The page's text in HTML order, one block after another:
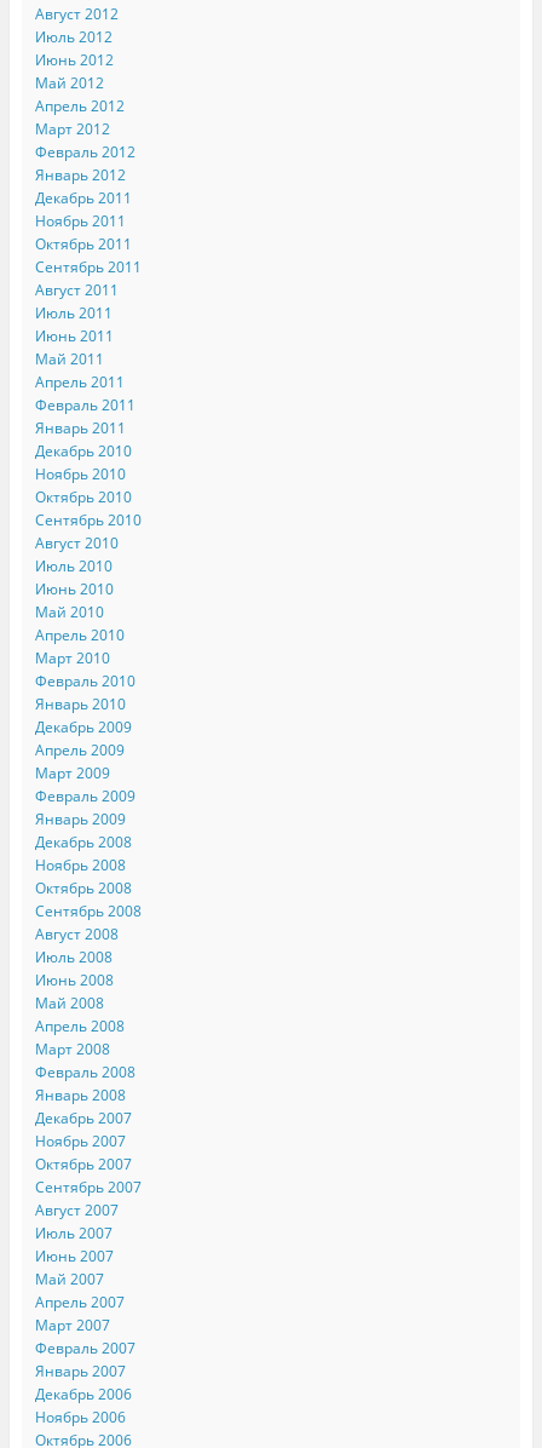
Август 2012
Июль 2012
Июнь 2012
Май 2012
Апрель 2012
Март 2012
Февраль 2012
Январь 2012
Декабрь 2011
Ноябрь 2011
Октябрь 2011
Сентябрь 2011
Август 2011
Июль 2011
Июнь 2011
Май 2011
Апрель 2011
Февраль 2011
Январь 2011
Декабрь 2010
Ноябрь 2010
Октябрь 2010
Сентябрь 2010
Август 2010
Июль 2010
Июнь 2010
Май 2010
Апрель 2010
Март 2010
Февраль 2010
Январь 2010
Декабрь 2009
Апрель 2009
Март 2009
Февраль 2009
Январь 2009
Декабрь 2008
Ноябрь 2008
Октябрь 2008
Сентябрь 2008
Август 2008
Июль 2008
Июнь 2008
Май 2008
Апрель 2008
Март 2008
Февраль 2008
Январь 2008
Декабрь 2007
Ноябрь 2007
Октябрь 2007
Сентябрь 2007
Август 2007
Июль 2007
Июнь 2007
Май 2007
Апрель 2007
Март 2007
Февраль 2007
Январь 2007
Декабрь 2006
Ноябрь 2006
Октябрь 2006